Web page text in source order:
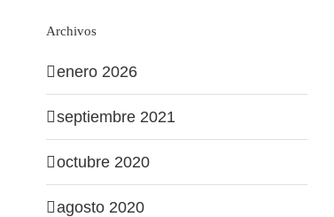
Archivos
enero 2026
septiembre 2021
octubre 2020
agosto 2020